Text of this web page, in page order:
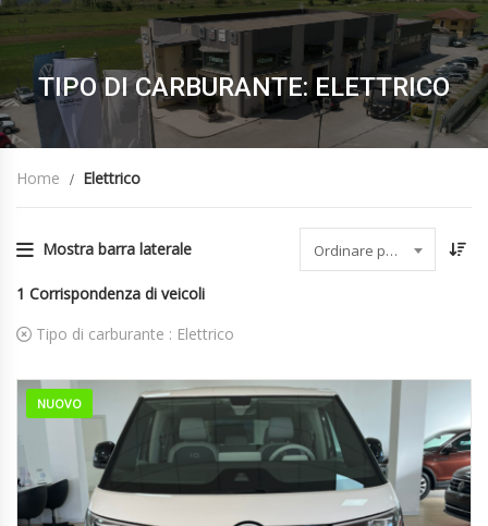
TIPO DI CARBURANTE: ELETTRICO
Home Elettrico
Mostra barra laterale Ordinare per data
1 Corrispondenza di veicoli
Tipo di carburante : Elettrico
NUOVO